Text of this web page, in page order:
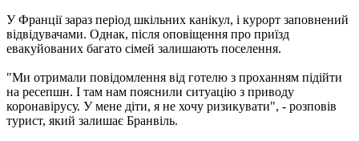
У Франції зараз період шкільних канікул, і курорт заповнений
відвідувачами. Однак, після оповіщення про приїзд
евакуйованих багато сімей залишають поселення.
"Ми отримали повідомлення від готелю з проханням підійти
на ресепшн. І там нам пояснили ситуацію з приводу
коронавірусу. У мене діти, я не хочу ризикувати", - розповів
турист, який залишає Бранвіль.